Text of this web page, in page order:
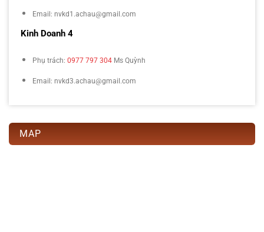
Email: nvkd1.achau@gmail.com
Kinh Doanh 4
Phụ trách: 0977 797 304 Ms Quỳnh
Email: nvkd3.achau@gmail.com
MAP